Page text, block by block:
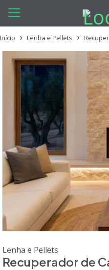
Início Lenha e Pellets
Lenha e Pellets
Recuperador de